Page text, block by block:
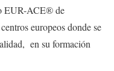
EUR-ACE® de
europeos donde se
en su formación